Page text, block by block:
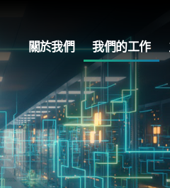
關於我們 我們的工作